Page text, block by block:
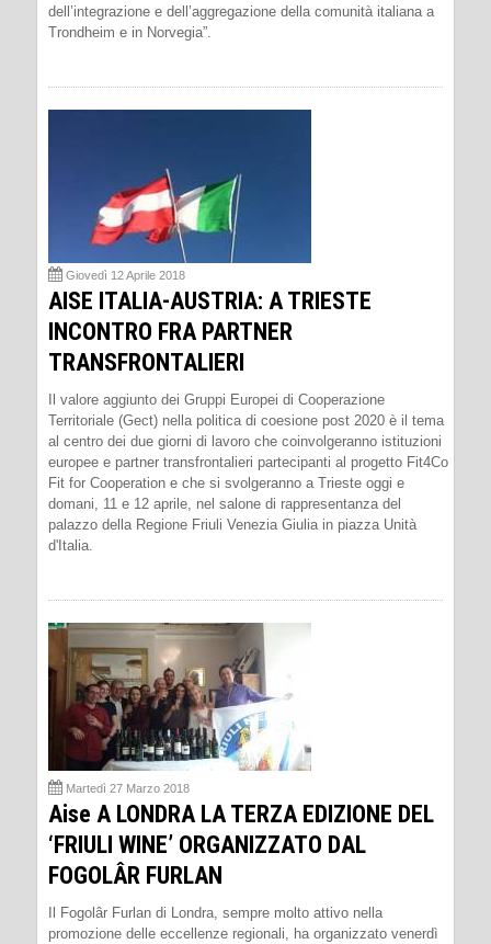
dell’integrazione e dell’aggregazione della comunità italiana a
Trondheim e in Norvegia”.
Giovedì 12 Aprile 2018
AISE ITALIA-AUSTRIA: A TRIESTE
INCONTRO FRA PARTNER
TRANSFRONTALIERI
Il valore aggiunto dei Gruppi Europei di Cooperazione
Territoriale (Gect) nella politica di coesione post 2020 è il tema
al centro dei due giorni di lavoro che coinvolgeranno istituzioni
europee e partner transfrontalieri partecipanti al progetto Fit4Co
Fit for Cooperation e che si svolgeranno a Trieste oggi e
domani, 11 e 12 aprile, nel salone di rappresentanza del
palazzo della Regione Friuli Venezia Giulia in piazza Unità
d'Italia.
Martedì 27 Marzo 2018
Aise A LONDRA LA TERZA EDIZIONE DEL
‘FRIULI WINE’ ORGANIZZATO DAL
FOGOLÂR FURLAN
Il Fogolâr Furlan di Londra, sempre molto attivo nella
promozione delle eccellenze regionali, ha organizzato venerdì